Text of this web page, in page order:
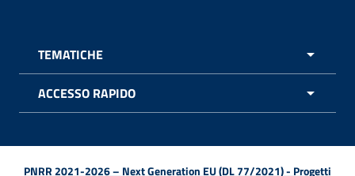
TEMATICHE
ACCESSO RAPIDO
PNRR 2021-2026 – Next Generation EU (DL 77/2021) - Progetti